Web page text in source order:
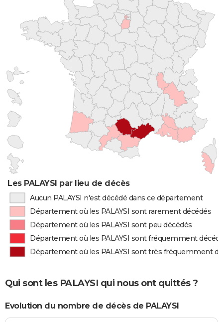
Les PALAYSI par lieu de décès
Aucun PALAYSI n'est décédé dans ce département
Département où les PALAYSI sont rarement décédés
Département où les PALAYSI sont peu décédés
Département où les PALAYSI sont fréquemment
Département où les PALAYSI sont très fréquemment
Qui sont les PALAYSI qui nous ont quittés ?
Evolution du nombre de décès de PALAYSI